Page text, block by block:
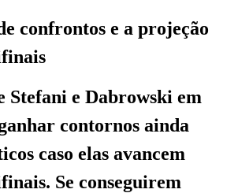
confrontos e a projeção
Stefani e Dabrowski em
contornos ainda
caso elas avancem
Se conseguirem